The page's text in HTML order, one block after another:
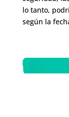
lo tanto,
según la